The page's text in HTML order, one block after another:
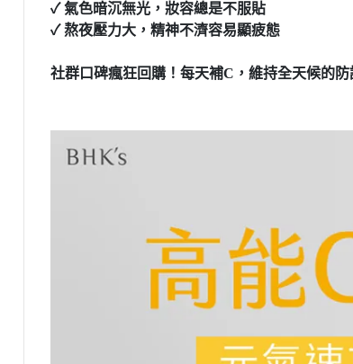
✓ 氣色暗沉無光，妝容總是不服貼
✓ 熬夜壓力大，精神不濟容易顯疲態
社群口碑瘋狂回購！每天補C，維持全天候的防